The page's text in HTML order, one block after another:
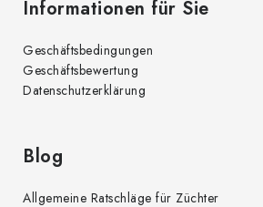
Informationen für Sie
Geschäftsbedingungen
Geschäftsbewertung
Datenschutzerklärung
Blog
Allgemeine Ratschläge für Züchter